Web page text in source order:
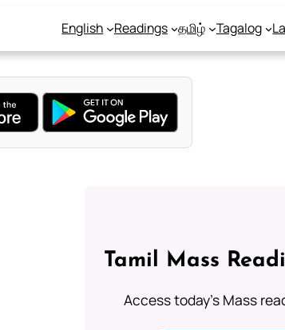
English Readings தமிழ் Tagalog
Tamil Mass
Access today's Mass